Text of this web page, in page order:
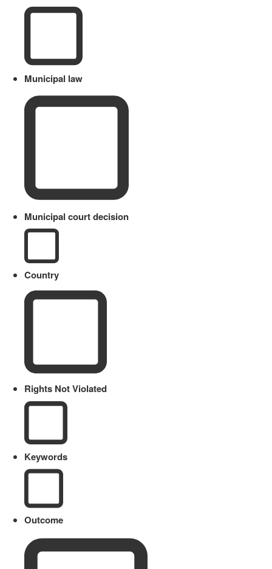
Municipal law
Municipal court decision
Country
Rights Not Violated
Keywords
Outcome